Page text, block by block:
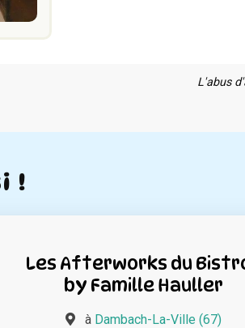
L'abus
!
Les Afterworks du
by Famille Hauller
à Dambach-La-Ville (67)